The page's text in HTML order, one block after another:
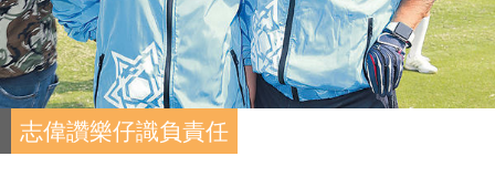
志偉讚樂仔識負責任